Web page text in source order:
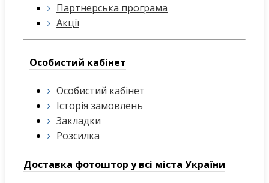
Партнерська програма
Акції
Особистий кабінет
Особистий кабінет
Історія замовлень
Закладки
Розсилка
Доставка фотоштор у всі міста України